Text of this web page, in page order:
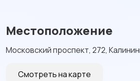
Местоположение
Московский проспект, 272,
Смотреть на карте